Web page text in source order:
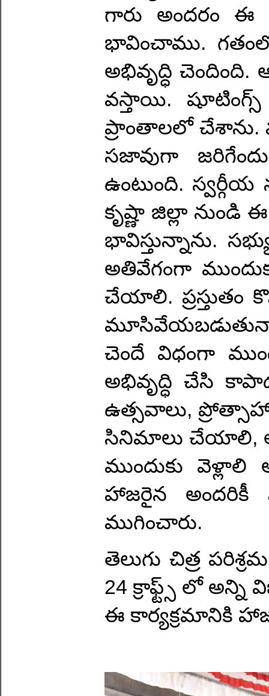
గారు అందరం ఈ
భావించాము.
అభివృద్ధి చెందింది.
వస్తాయి.
ప్రాంతాలలో
సజావుగా
ఉంటుంది.
కృష్ణా జిల్లా
భావిస్తున్నాను.
అతివేగంగా
చేయాలి. ప్రస్తుతం
చెందే విధంగా
అభివృద్ధి చేసి
ఉత్సవాలు,
సినిమాలు చేయాలి, ఆ
ముందుకు
హాజరైన అందరికీ
ముగించారు.
తెలుగు చిత్ర
24 క్రాఫ్ట్స్ లో అన్ని
ఈ కార్యక్రమానికి